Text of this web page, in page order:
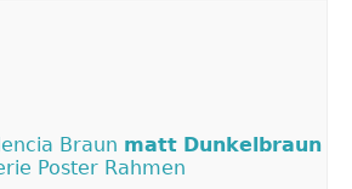
Braun matt Dunkelbraun
Poster Rahmen